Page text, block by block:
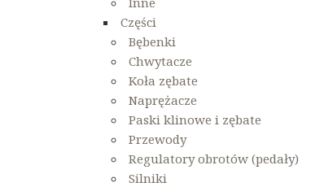
Części
Bębenki
Chwytacze
Koła zębate
Naprężacze
Paski klinowe i zębate
Przewody
Regulatory obrotów (pedały)
Silniki